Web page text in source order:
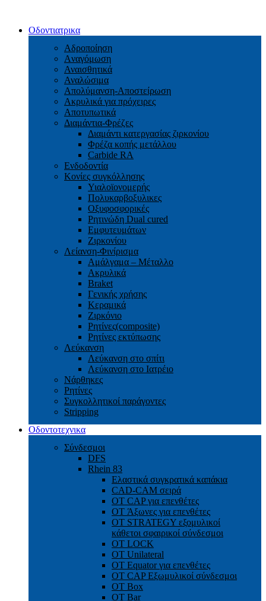
Οδοντιατρικα
Αδροποίηση
Aναγόμωση
Αναισθητικά
Αναλώσιμα
Απολύμανση-Αποστείρωση
Ακρυλικά για πρόχειρες
Αποτυπωτικά
Διαμάντια-Φρέζες
Διαμάντι κατεργασίας ζιρκονίου
Φρέζα κοπής μετάλλου
Carbide RA
Ενδοδοντία
Κονίες συγκόλλησης
Υιαλοϊονομερής
Πολυκαρβοξυλικες
Οξυφοσφορικές
Ρητινώδη Dual cured
Εμφυτευμάτων
Ζιρκονίου
Λείανση-Φινίρισμα
Αμάλγαμα – Μέταλλο
Ακρυλικά
Braket
Γενικής χρήσης
Κεραμικά
Ζιρκόνιο
Ρητίνες(composite)
Ρητίνες εκτύπωσης
Λεύκανση
Λεύκανση στο σπίτι
Λεύκανση στο Ιατρέιο
Νάρθηκες
Ρητίνες
Συγκολλητικοί παράγοντες
Stripping
Οδοντοτεχνικα
Σύνδεσμοι
DFS
Rhein 83
Ελαστικά συγκρατικά καπάκια
CAD-CAM σειρά
ΟΤ CAP για επενθέτες
OT Άξωνες για επενθέτες
OT STRATEGY εξομυλικοί
κάθετοι σφαιρικοί σύνδεσμοι
OT LOCK
OT Unilateral
OT Equator για επενθέτες
OT CAP Εξωμυλικοί σύνδεσμοι
OT Box
OT Bar